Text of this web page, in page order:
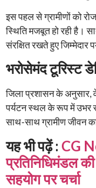
इस पहल से ग्रामीणों को
स्थिति मजबूत हो रही है।
संरक्षित रखते हुए जिम्मेदार
भरोसेमंद टूरिस्ट
जिला प्रशासन के अनुसार,
पर्यटन स्थल के रूप में उभर
साथ-साथ ग्रामीण जीवन
यह भी पढ़ें : CG
प्रतिनिधिमंडल
सहयोग पर चर्चा